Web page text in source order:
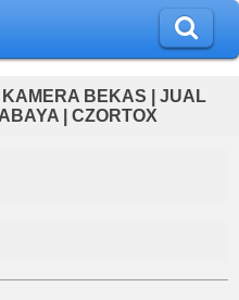
BEKAS | JUAL
| CZORTOX